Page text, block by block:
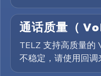
通话质量（
TELZ 支持高质量的
不稳定，请使用回调